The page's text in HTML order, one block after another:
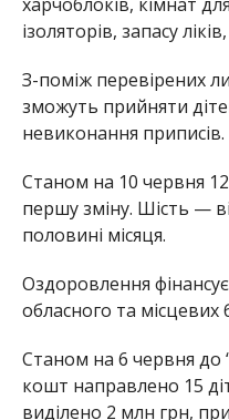
ізоляторів, запасу
З-поміж перевірених
зможуть прийняти
невиконання приписів.
Станом на 10 червня
першу зміну. Шість —
половині місяця.
Оздоровлення
обласного та місцевих
Станом на 6 червня до
кошт направлено 15
виділено 2 млн грн,